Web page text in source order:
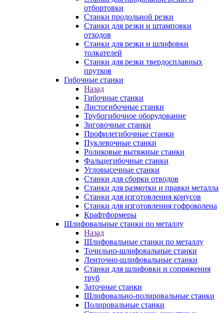
отбортовки
Станки продольной резки
Станки для резки и штамповки
отходов
Станки для резки и шлифовки
толкателей
Станки для резки твердосплавных
прутков
Гибочные станки
Назад
Гибочные станки
Листогибочные станки
Трубогибочное оборудование
Зиговочные станки
Профилегибочные станки
Пуклевочные станки
Роликовые вытяжные станки
Фальцегибочные станки
Угловысечные станки
Станки для сборки отводов
Станки для размотки и правки металла
Станки для изготовления конусов
Станки для изготовления гофроколена
Крафтформеры
Шлифовальные станки по металлу
Назад
Шлифовальные станки по металлу
Точильно-шлифовальные станки
Ленточно-шлифовальные станки
Станки для шлифовки и сопряжения
труб
Заточные станки
Шлифовально-полировальные станки
Полировальные станки